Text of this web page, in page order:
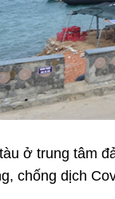
ở trung tâm
chống dịch